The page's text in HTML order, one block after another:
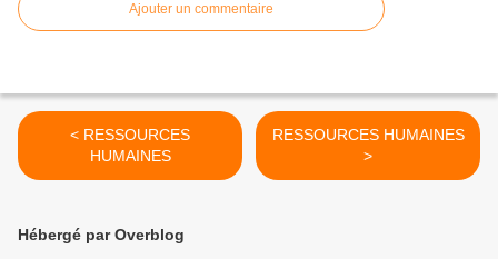
Ajouter un commentaire
< RESSOURCES
HUMAINES
RESSOURCES HUMAINES
>
Hébergé par Overblog